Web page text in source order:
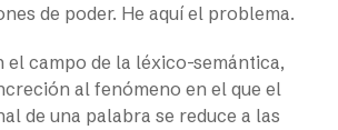
de poder. He aquí el problema.
el campo de la léxico-semántica,
al fenómeno en el que el
de una palabra se reduce a las